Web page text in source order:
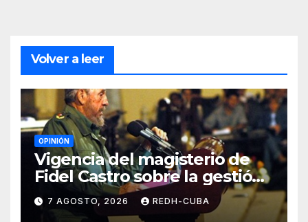
Volver a leer
OPINIÓN
Vigencia del magisterio de
Fidel Castro sobre la gestión
del liderazgo revolucionario.
Por Jorge Luís Guach Estévez
7 AGOSTO, 2026 REDH-CUBA